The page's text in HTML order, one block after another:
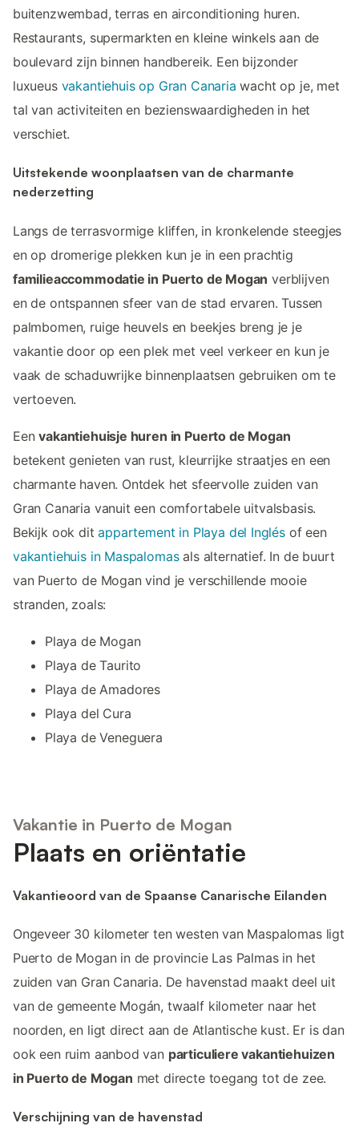
buitenzwembad, terras en airconditioning huren.
Restaurants, supermarkten en kleine winkels aan de
boulevard zijn binnen handbereik. Een bijzonder
luxueus vakantiehuis op Gran Canaria wacht op je, met
tal van activiteiten en bezienswaardigheden in het
verschiet.
Uitstekende woonplaatsen van de charmante
nederzetting
Langs de terrasvormige kliffen, in kronkelende steegjes
en op dromerige plekken kun je in een prachtig
familieaccommodatie in Puerto de Mogan verblijven
en de ontspannen sfeer van de stad ervaren. Tussen
palmbomen, ruige heuvels en beekjes breng je je
vakantie door op een plek met veel verkeer en kun je
vaak de schaduwrijke binnenplaatsen gebruiken om te
vertoeven.
Eenvakantiehuisje huren in Puerto de Mogan
betekent genieten van rust, kleurrijke straatjes en een
charmante haven. Ontdek het sfeervolle zuiden van
Gran Canaria vanuit een comfortabele uitvalsbasis.
Bekijk ook ditappartement in Playa del Inglésof een
vakantiehuis in Maspalomasals alternatief. In de buurt
van Puerto de Mogan vind je verschillende mooie
stranden, zoals:
Playa de Mogan
Playa de Taurito
Playa de Amadores
Playa del Cura
Playa de Veneguera
Vakantie in Puerto de Mogan
Plaats en oriëntatie
Vakantieoord van de Spaanse Canarische Eilanden
Ongeveer 30 kilometer ten westen van Maspalomas ligt
Puerto de Mogan in de provincie Las Palmas in het
zuiden van Gran Canaria. De havenstad maakt deel uit
van de gemeente Mogán, twaalf kilometer naar het
noorden, en ligt direct aan de Atlantische kust. Er is dan
ook een ruim aanbod van particuliere vakantiehuizen
in Puerto de Mogan met directe toegang tot de zee.
Verschijning van de havenstad